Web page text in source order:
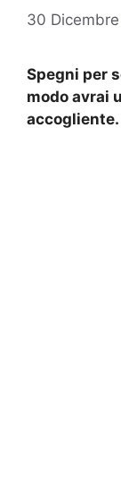
30
Spegni per
modo avrai